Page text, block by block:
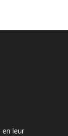
en leur